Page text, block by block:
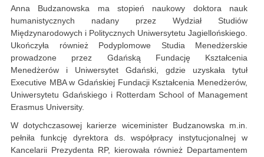
Anna Budzanowska ma stopień naukowy doktora nauk
humanistycznych nadany przez Wydział Studiów
Międzynarodowych i Politycznych Uniwersytetu Jagiellońskiego.
Ukończyła również Podyplomowe Studia Menedżerskie
prowadzone przez Gdańską Fundację Kształcenia
Menedżerów i Uniwersytet Gdański, gdzie uzyskała tytuł
Executive MBA w Gdańskiej Fundacji Kształcenia Menedżerów,
Uniwersytetu Gdańskiego i Rotterdam School of Management
Erasmus University.
W dotychczasowej karierze wiceminister Budzanowska m.in.
pełniła funkcję dyrektora ds. współpracy instytucjonalnej w
Kancelarii Prezydenta RP, kierowała również Departamentem